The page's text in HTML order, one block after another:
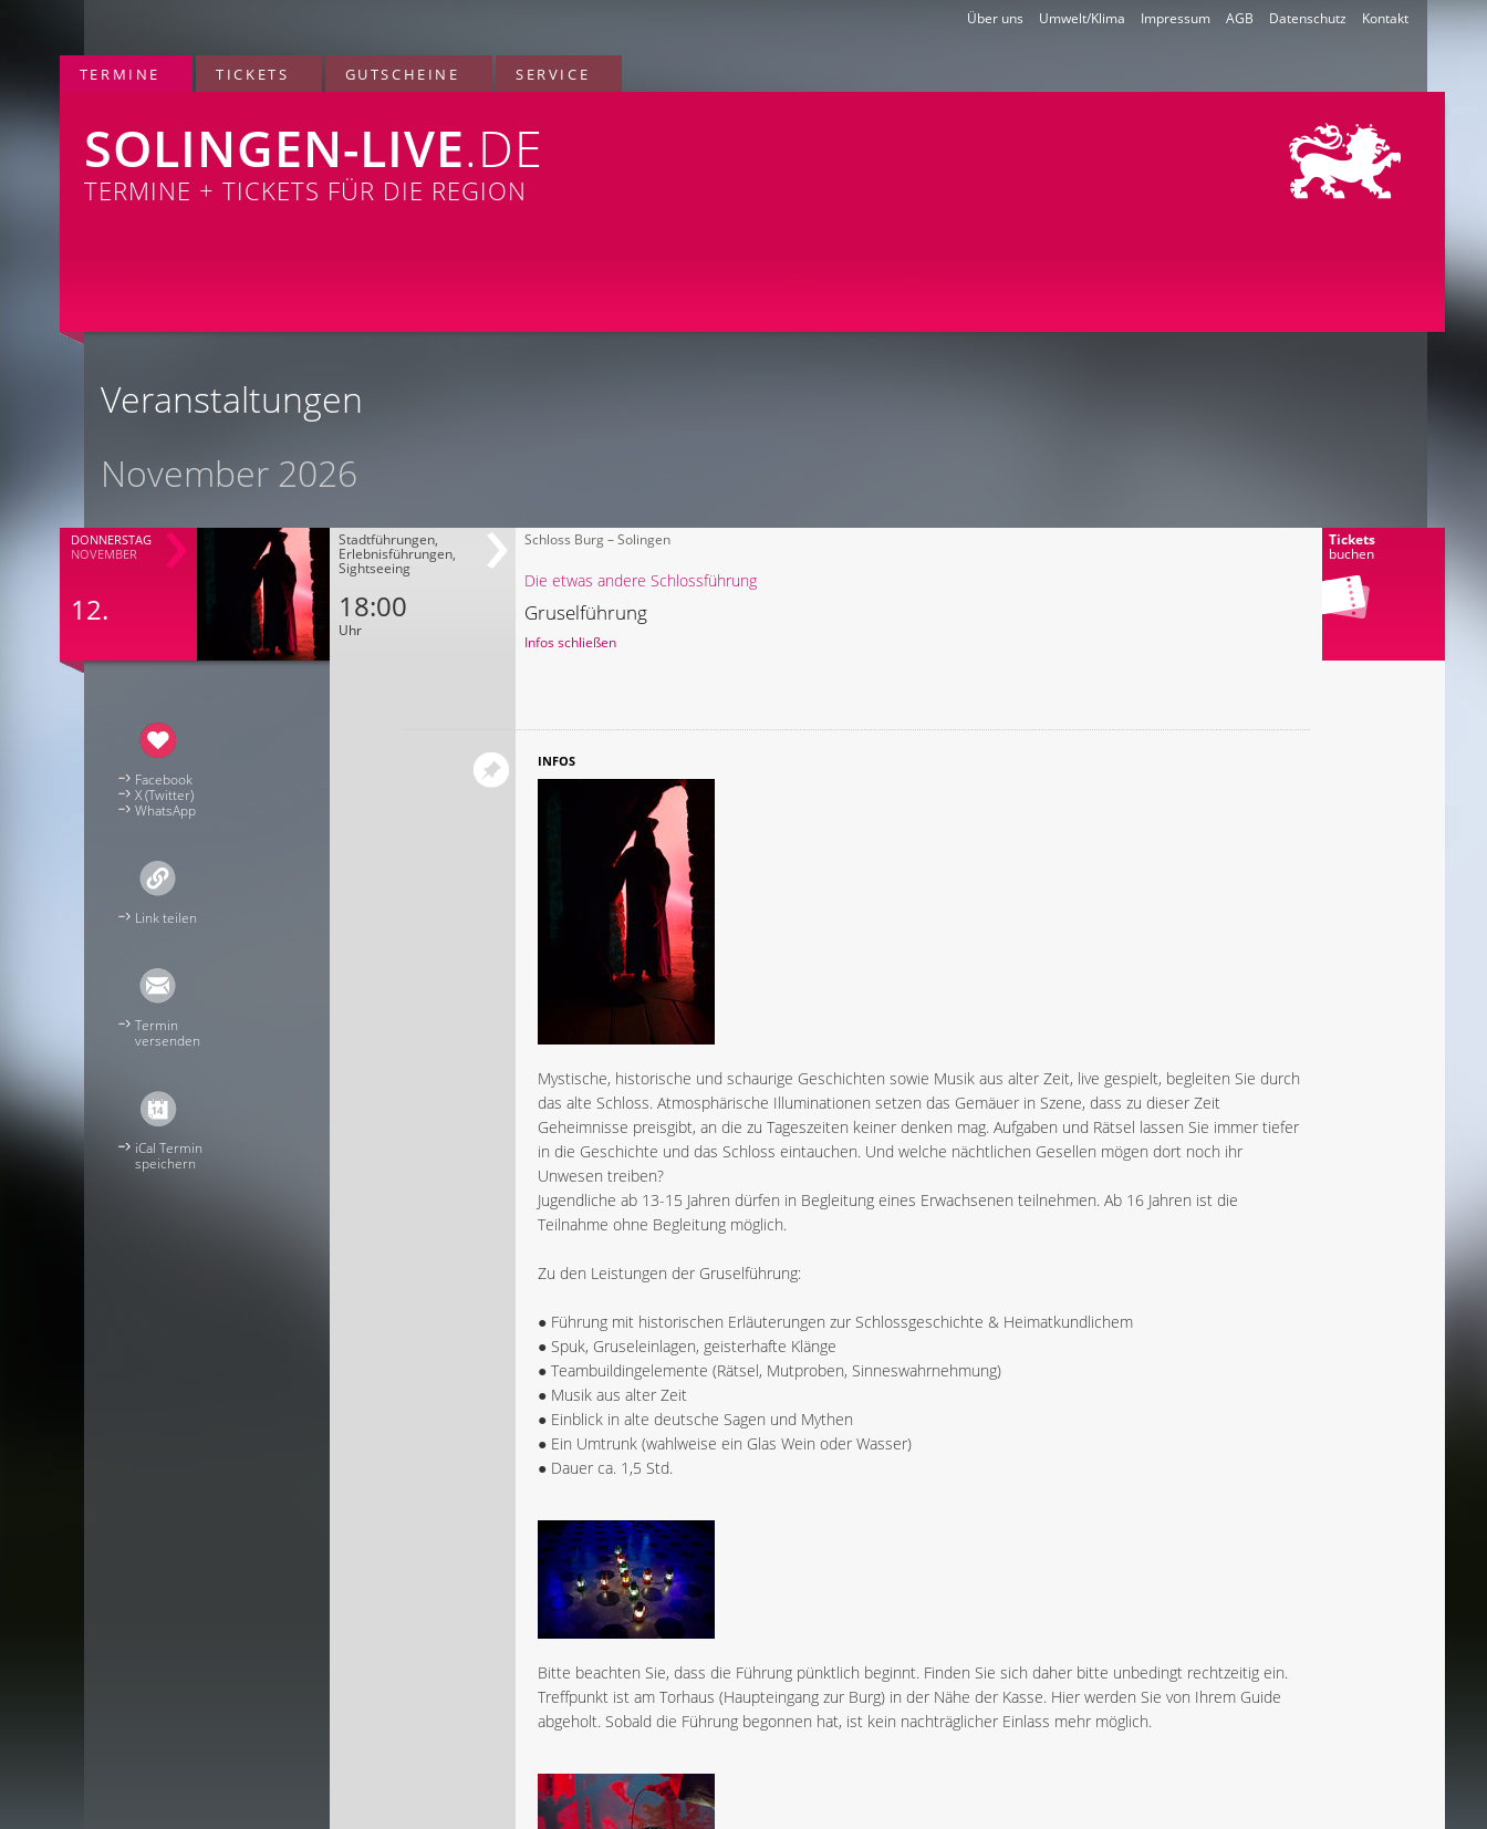
Kontakt
Datenschutz
AGB
Impressum
Umwelt/Klima
Über uns
TERMINE TICKETS GUTSCHEINE SERVICE
SOLINGEN-LIVE.DE
TERMINE + TICKETS FÜR DIE REGION
Veranstaltungen
November 2026
DONNERSTAG
NOVEMBER
12.
Stadtführungen,
Erlebnisführungen,
Sightseeing
18:00
Uhr
Tickets
buchen
Schloss Burg – Solingen
Die etwas andere Schlossführung
Gruselführung
Infos schließen
Facebook
X (Twitter)
WhatsApp
Link teilen
Termin
versenden
iCal Termin
speichern
INFOS
Mystische, historische und schaurige Geschichten sowie Musik aus alter Zeit, live gespielt, begleiten Sie durch
das alte Schloss. Atmosphärische Illuminationen setzen das Gemäuer in Szene, dass zu dieser Zeit
Geheimnisse preisgibt, an die zu Tageszeiten keiner denken mag. Aufgaben und Rätsel lassen Sie immer tiefer
in die Geschichte und das Schloss eintauchen. Und welche nächtlichen Gesellen mögen dort noch ihr
Unwesen treiben?
Jugendliche ab 13-15 Jahren dürfen in Begleitung eines Erwachsenen teilnehmen. Ab 16 Jahren ist die
Teilnahme ohne Begleitung möglich.
Zu den Leistungen der Gruselführung:
● Führung mit historischen Erläuterungen zur Schlossgeschichte & Heimatkundlichem
● Spuk, Gruseleinlagen, geisterhafte Klänge
● Teambuildingelemente (Rätsel, Mutproben, Sinneswahrnehmung)
● Musik aus alter Zeit
● Einblick in alte deutsche Sagen und Mythen
● Ein Umtrunk (wahlweise ein Glas Wein oder Wasser)
● Dauer ca. 1,5 Std.
Bitte beachten Sie, dass die Führung pünktlich beginnt. Finden Sie sich daher bitte unbedingt rechtzeitig ein.
Treffpunkt ist am Torhaus (Haupteingang zur Burg) in der Nähe der Kasse. Hier werden Sie von Ihrem Guide
abgeholt. Sobald die Führung begonnen hat, ist kein nachträglicher Einlass mehr möglich.